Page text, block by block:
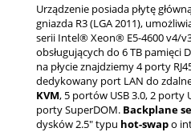
Urządzenie posiada płytę
gniazda R3 (LGA 2011),
serii Intel® Xeon® E5-4600 v4/
obsługujących do 6 TB pamięci
na płycie znajdziemy 4 porty
dedykowany port LAN do
KVM, 5 portów USB 3.0, 2 porty
porty SuperDOM. Backplane
dysków 2.5" typu hot-swapo